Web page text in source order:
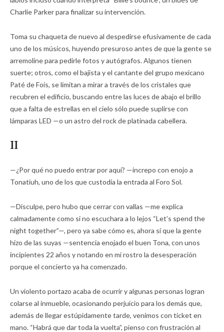
Charlie Parker para finalizar su intervención.
Toma su chaqueta de nuevo al despedirse efusivamente de cada
uno de los músicos, huyendo presuroso antes de que la gente se
arremoline para pedirle fotos y autógrafos. Algunos tienen
suerte; otros, como el bajista y el cantante del grupo mexicano
Paté de Fois, se limitan a mirar a través de los cristales que
recubren el edificio, buscando entre las luces de abajo el brillo
que a falta de estrellas en el cielo sólo puede suplirse con
lámparas LED —o un astro del rock de platinada cabellera.
II
—¿Por qué no puedo entrar por aquí? —increpo con enojo a
Tonatiuh, uno de los que custodia la entrada al Foro Sol.
—Disculpe, pero hubo que cerrar con vallas —me explica
calmadamente como si no escuchara a lo lejos “Let’s spend the
night together”—, pero ya sabe cómo es, ahora sí que la gente
hizo de las suyas —sentencia enojado el buen Tona, con unos
incipientes 22 años y notando en mi rostro la desesperación
porque el concierto ya ha comenzado.
Un violento portazo acaba de ocurrir y algunas personas logran
colarse al inmueble, ocasionando perjuicio para los demás que,
además de llegar estúpidamente tarde, venimos con ticket en
mano. “Habrá que dar toda la vuelta”, pienso con frustración al